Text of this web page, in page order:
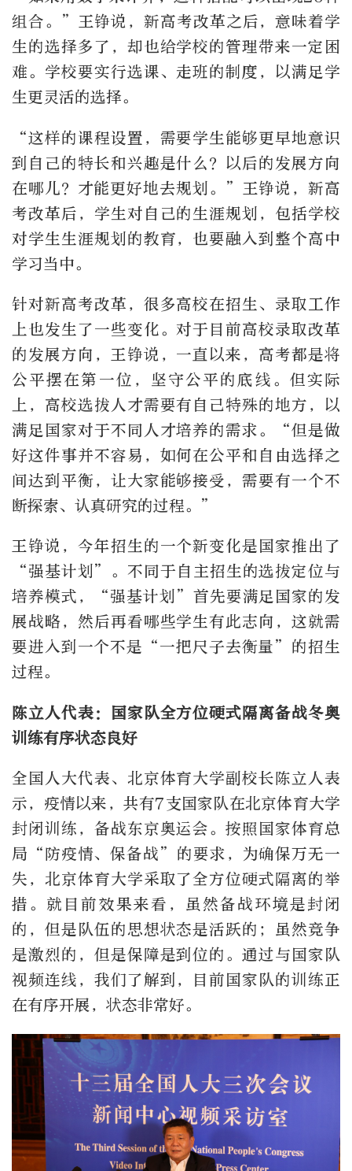
组合。”王铮说，新高考改革之后，意味着学
生的选择多了，却也给学校的管理带来一定困
难。学校要实行选课、走班的制度，以满足学
生更灵活的选择。
“这样的课程设置，需要学生能够更早地意识
到自己的特长和兴趣是什么？以后的发展方向
在哪儿？才能更好地去规划。”王铮说，新高
考改革后，学生对自己的生涯规划，包括学校
对学生生涯规划的教育，也要融入到整个高中
学习当中。
针对新高考改革，很多高校在招生、录取工作
上也发生了一些变化。对于目前高校录取改革
的发展方向，王铮说，一直以来，高考都是将
公平摆在第一位，坚守公平的底线。但实际
上，高校选拔人才需要有自己特殊的地方，以
满足国家对于不同人才培养的需求。“但是做
好这件事并不容易，如何在公平和自由选择之
间达到平衡，让大家能够接受，需要有一个不
断探索、认真研究的过程。”
王铮说，今年招生的一个新变化是国家推出了
“强基计划”。不同于自主招生的选拔定位与
培养模式，“强基计划”首先要满足国家的发
展战略，然后再看哪些学生有此志向，这就需
要进入到一个不是“一把尺子去衡量”的招生
过程。
陈立人代表：国家队全方位硬式隔离备战冬奥
训练有序状态良好
全国人大代表、北京体育大学副校长陈立人表
示，疫情以来，共有7支国家队在北京体育大学
封闭训练，备战东京奥运会。按照国家体育总
局“防疫情、保备战”的要求，为确保万无一
失，北京体育大学采取了全方位硬式隔离的举
措。就目前效果来看，虽然备战环境是封闭
的，但是队伍的思想状态是活跃的；虽然竞争
是激烈的，但是保障是到位的。通过与国家队
视频连线，我们了解到，目前国家队的训练正
在有序开展，状态非常好。